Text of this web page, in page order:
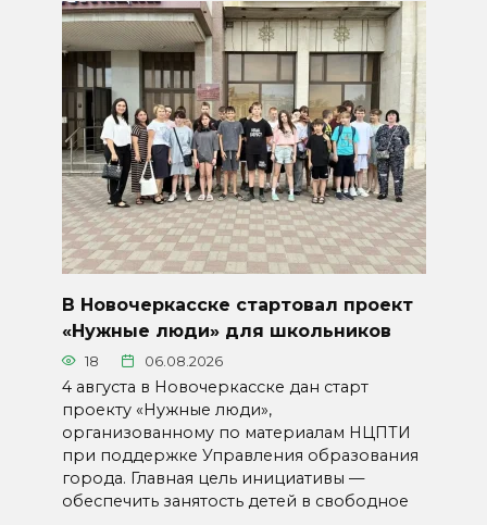
В Новочеркасске стартовал проект
«Нужные люди» для школьников
18 06.08.2026
4 августа в Новочеркасске дан старт
проекту «Нужные люди»,
организованному по материалам НЦПТИ
при поддержке Управления образования
города. Главная цель инициативы —
обеспечить занятость детей в свободное